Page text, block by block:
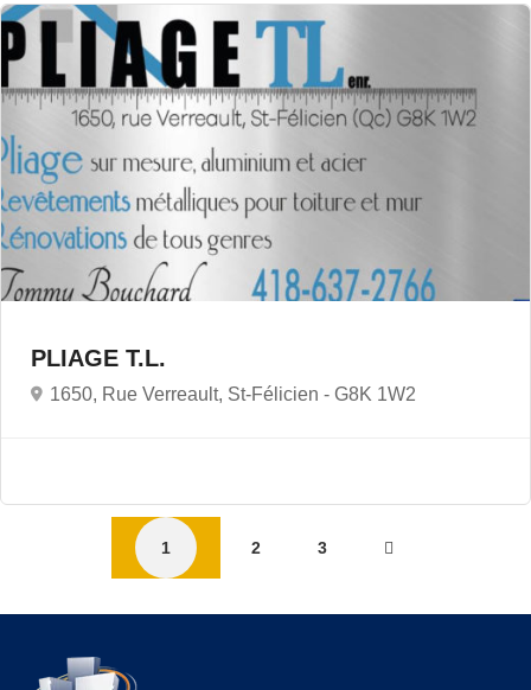
PLIAGE T.L.
1650, Rue Verreault, St-Félicien - G8K 1W2
1 2 3